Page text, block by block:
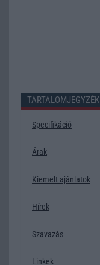
TARTALOMJEGYZÉK
Specifikáció
Árak
Kiemelt ajánlatok
Hírek
Szavazás
Linkek